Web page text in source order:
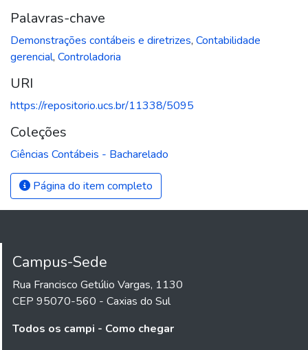
Palavras-chave
Demonstrações contábeis e diretrizes, Contabilidade
gerencial, Controladoria
URI
https://repositorio.ucs.br/11338/5095
Coleções
Ciências Contábeis - Bacharelado
Página do item completo
Campus-Sede
Rua Francisco Getúlio Vargas, 1130
CEP 95070-560 - Caxias do Sul
Todos os campi - Como chegar